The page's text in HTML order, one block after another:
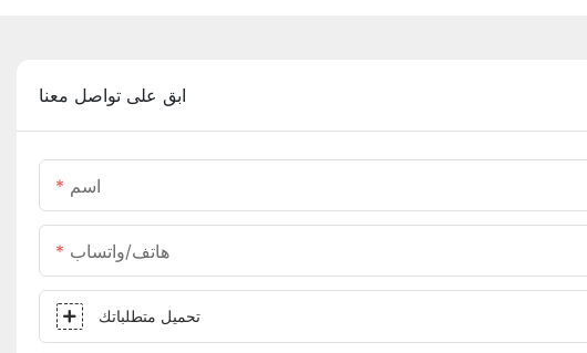
ابق على تواصل معنا
اسم
هاتف/واتساب
تحميل متطلباتك